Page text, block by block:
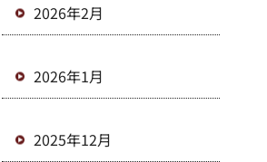
2026年2月
2026年1月
2025年12月